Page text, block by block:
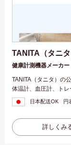
TANITA（タニタ
健康計測機器メーカー
TANITA（タニタ）の
体温計、血圧計、トレ
日本配送OK 円
詳しくみ